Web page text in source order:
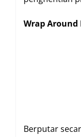
Wrap Around
Berputar